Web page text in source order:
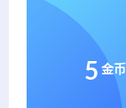
5 金币